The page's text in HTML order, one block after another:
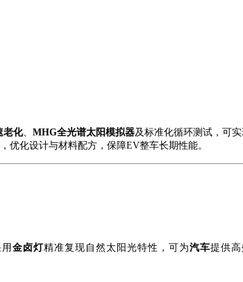
老化、 MHG全光谱太阳模拟器及标准化循环测试，可
优化设计与材料配方，保障EV整车长期性能。
金卤灯精准复现自然太阳光特性，可为汽车提供高